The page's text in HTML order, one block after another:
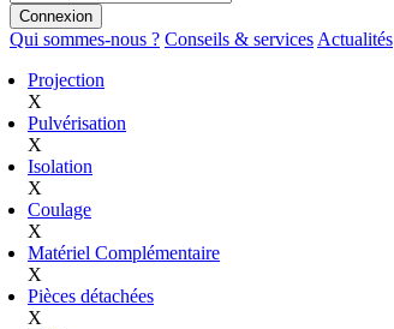
Connexion
Qui sommes-nous ? Conseils & services Actualités
Projection
X
Pulvérisation
X
Isolation
X
Coulage
X
Matériel Complémentaire
X
Pièces détachées
X